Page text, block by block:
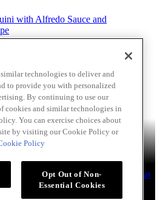
Club House® About Franks®
Dessert Plat principal
Plat
d'accessibilité
technologies to deliver and
to provide you with personalized
By continuing to use our
cookies and similar technologies in
You can exercise choices about
by visiting our Cookie Policy or
Policy
Opt Out of Non-
Essential Cookies